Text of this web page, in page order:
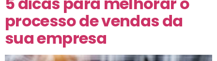
processo de vendas da
sua empresa